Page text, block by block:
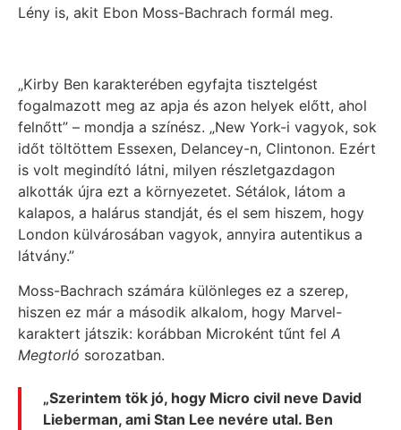
Lény is, akit Ebon Moss-Bachrach formál meg.
„Kirby Ben karakterében egyfajta tisztelgést
fogalmazott meg az apja és azon helyek előtt, ahol
felnőtt” – mondja a színész. „New York-i vagyok, sok
időt töltöttem Essexen, Delancey-n, Clintonon. Ezért
is volt megindító látni, milyen részletgazdagon
alkották újra ezt a környezetet. Sétálok, látom a
kalapos, a halárus standját, és el sem hiszem, hogy
London külvárosában vagyok, annyira autentikus a
látvány.”
Moss-Bachrach számára különleges ez a szerep,
hiszen ez már a második alkalom, hogy Marvel-
karaktert játszik: korábban Microként tűnt fel A
Megtorló sorozatban.
„Szerintem tök jó, hogy Micro civil neve David
Lieberman, ami Stan Lee nevére utal. Ben